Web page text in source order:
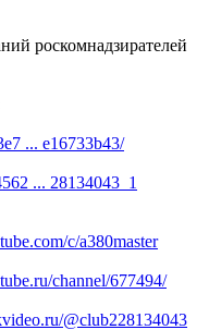
роскомнадзирателей
... e16733b43/
... 28134043_1
c/a380master
channel/677494/
@club228134043